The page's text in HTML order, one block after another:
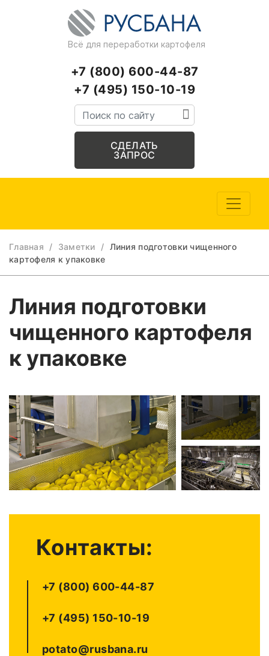
Всё для переработки картофеля
+7 (800) 600-44-87
+7 (495) 150-10-19
СДЕЛАТЬ
ЗАПРОС
Главная / Заметки / Линия подготовки чищенного
картофеля к упаковке
Линия подготовки
чищенного картофеля
к упаковке
Контакты:
+7 (800) 600-44-87
+7 (495) 150-10-19
potato@rusbana.ru